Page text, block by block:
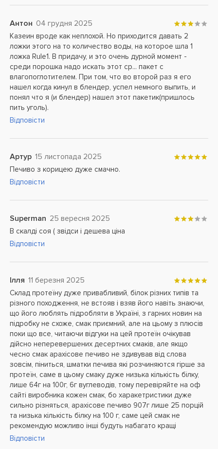
Антон 04 грудня 2025
Казеин вроде как неплохой. Но приходится давать 2
ложки этого на то количество воды, на которое шла 1
ложка Rule1. В придачу, и это очень дурной момент -
среди порошка надо искать этот ср... пакет с
влагопоглотителем. При том, что во второй раз я его
нашел когда кинул в блендер, успел немного выпить, и
понял что я (и блендер) нашел этот пакетик(пришлось
пить уголь).
Відповісти
Артур 15 листопада 2025
Печиво з корицею дуже смачно.
Відповісти
Superman 25 вересня 2025
В скалді соя ( звідси і дешева ціна
Відповісти
Ілля 11 березня 2025
Склад протеїну дуже привабливий, білок різних типів та
різного походження, не встояв і взяв його навіть знаючи,
що його люблять підробляти в Україні, з гарних новин на
підробку не схоже, смак приємний, але на цьому з плюсів
поки що все, читаючи відгуки на цей протеїн очікував
дійсно неперевершених десертних смаків, але якщо
чесно смак арахісове печиво не здивував від слова
зовсім, піниться, шматки печива які розчиняются гірше за
протеїн, саме в цьому смаку дуже низька кількість білку,
лише 64г на 100г, 6г вуглеводів, тому перевіряйте на оф
сайті виробника кожен смак, бо харакетристики дуже
сильно різняться, арахісове печиво 907г лише 25 порцій
та низька кількість білку на 100 г, саме цей смак не
рекомендую можливо інші будуть набагато кращі
Відповісти